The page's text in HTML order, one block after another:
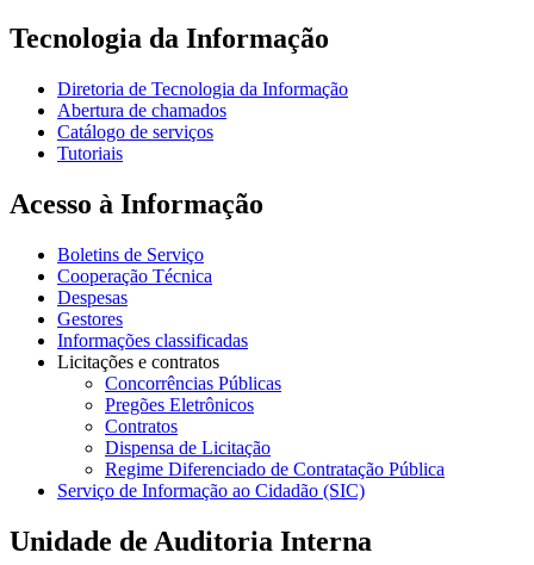
Tecnologia da Informação
Diretoria de Tecnologia da Informação
Abertura de chamados
Catálogo de serviços
Tutoriais
Acesso à Informação
Boletins de Serviço
Cooperação Técnica
Despesas
Gestores
Informações classificadas
Licitações e contratos
Concorrências Públicas
Pregões Eletrônicos
Contratos
Dispensa de Licitação
Regime Diferenciado de Contratação Pública
Serviço de Informação ao Cidadão (SIC)
Unidade de Auditoria Interna